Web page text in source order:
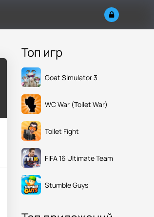
Топ игр
Goat Simulator 3
WC War (Toilet War)
Toilet Fight
FIFA 16 Ultimate Team
Stumble Guys